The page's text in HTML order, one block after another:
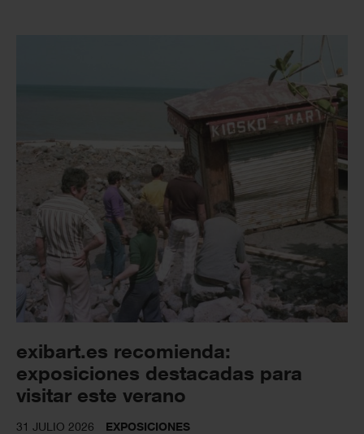
exibart.es recomienda:
exposiciones destacadas para
visitar este verano
31 JULIO 2026 EXPOSICIONES